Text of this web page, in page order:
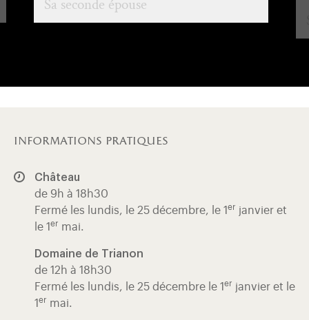
Sa seconde épouse
informations pratiques
Château
de 9h à 18h30
Fermé les lundis, le 25 décembre, le 1 er janvier et
le 1 er mai.
Domaine de Trianon
de 12h à 18h30
Fermé les lundis, le 25 décembre le 1 er janvier et le
1 er mai.